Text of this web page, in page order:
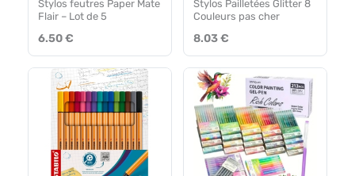
Stylos feutres Paper Mate
Flair – Lot de 5
6.50 €
Stylos Pailletées Glitter 8
Couleurs pas cher
8.03 €